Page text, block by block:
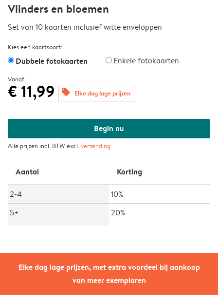
Elke dag lage prijzen, met extra voordeel bij aankoop
van meer exemplaren
Vlinders en bloemen
Set van 10 kaarten inclusief witte enveloppen
Kies een kaartsoort:
Dubbele fotokaarten Enkele fotokaarten
Vanaf
€ 11,99 offers Elke dag lage prijzen
Begin nu
Alle prijzen incl. BTW excl.verzending
Aantal Korting
2-4
10%
5+
20%